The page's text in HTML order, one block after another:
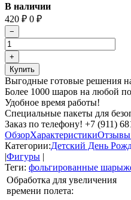
В наличии
420 ₽ 0 ₽
Выгодные готовые решения
Более 1000 шаров на любой
Удобное время работы!
Специальные пакеты для
Заказ по телефону! +7 (911)
ОбзорХарактеристики
Категории:Детский День
|Фигуры |
Теги: фольгированные шары
Обработка для увеличения
времени полета: